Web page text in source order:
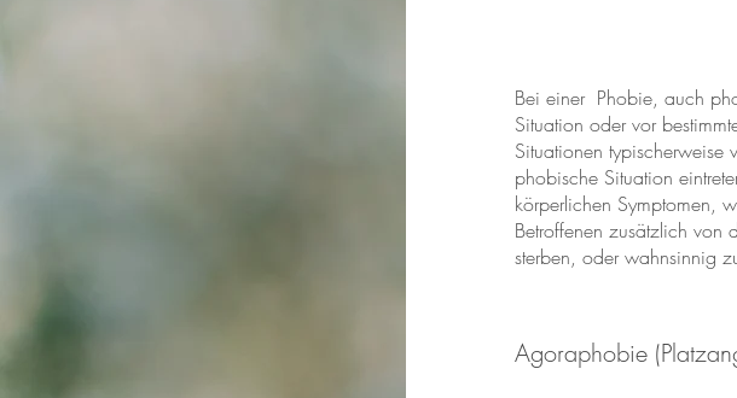
Bei einer Phobie, auch
Situation oder vor
Situationen typischerweise
phobische Situation
körperlichen Symptomen,
Betroffenen zusätzlich von
sterben, oder wahnsinnig
Agoraphobie